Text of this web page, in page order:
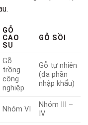
GỖ
CAO
SU
GỖ SỒI
Gỗ
trồng
công
nghiệp
Gỗ tự nhiên
(đa phần
nhập khẩu)
Nhóm VI
Nhóm III –
IV